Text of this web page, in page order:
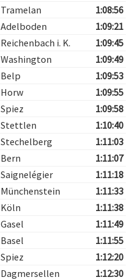
Tramelan
1:08:56
Adelboden
1:09:21
Reichenbach i. K.
1:09:45
Washington
1:09:49
Belp
1:09:53
Horw
1:09:55
Spiez
1:09:58
Stettlen
1:10:40
Stechelberg
1:11:03
Bern
1:11:07
Saignelégier
1:11:18
Münchenstein
1:11:33
Köln
1:11:38
Gasel
1:11:49
Basel
1:11:55
Spiez
1:12:20
Dagmersellen
1:12:30